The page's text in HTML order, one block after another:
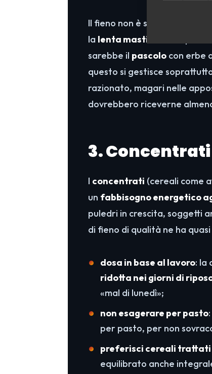
Il fieno non è solo
la lenta masticazione
sarebbe il pascolo con erbe
questo si gestisce
razionato, magari nelle
dovrebbero riceverne
3.
I concentrati (cereali come
un fabbisogno energetico
puledri in crescita, soggetti
di fieno di qualità ne ha
dosa in base al lavoro: la
ridotta nei giorni di
«mal di lunedì»;
non esagerare per pasto
per pasto, per non
preferisci cereali trattati
equilibrato anche